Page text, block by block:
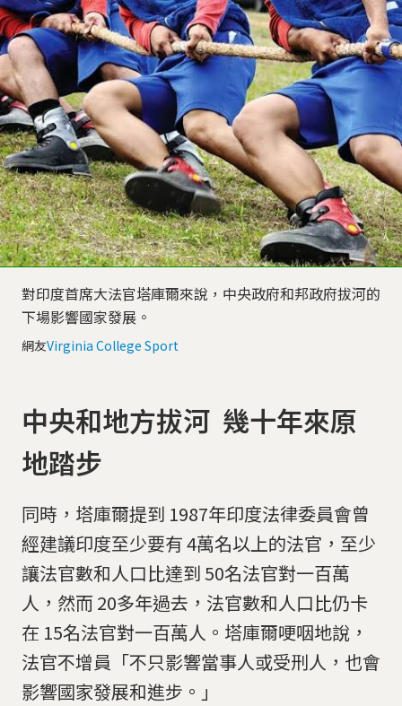
對印度首席大法官塔庫爾來說，中央政府和邦政府拔河的
下場影響國家發展。
網友Virginia College Sport
中央和地方拔河 幾十年來原
地踏步
同時，塔庫爾提到 1987年印度法律委員會曾
經建議印度至少要有 4萬名以上的法官，至少
讓法官數和人口比達到 50名法官對一百萬
人，然而 20多年過去，法官數和人口比仍卡
在 15名法官對一百萬人。塔庫爾哽咽地說，
法官不增員「不只影響當事人或受刑人，也會
影響國家發展和進步。」